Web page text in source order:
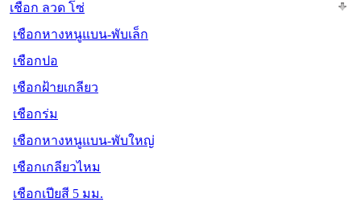
เชือก ลวด โซ่
เชือกหางหนูแบน-พับเล็ก
เชือกปอ
เชือกฝ้ายเกลียว
เชือกร่ม
เชือกหางหนูแบน-พับใหญ่
เชือกเกลียวไหม
เชือกเปียสี 5 มม.